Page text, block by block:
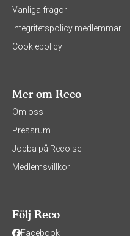
Vanliga frågor
Integritetspolicy medlemmar
Cookiepolicy
Mer om Reco
Om oss
Pressrum
Jobba på Reco.se
Medlemsvillkor
Följ Reco
Facebook